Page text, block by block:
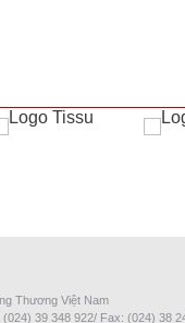
Thương Việt Nam
39 348 922/ Fax: (024) 38